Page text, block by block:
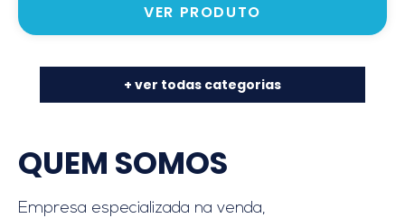
VER PRODUTO
+ ver todas categorias
QUEM SOMOS
Empresa especializada na venda,